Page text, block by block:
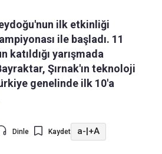
ilk etkinliği
ile başladı. 11
katıldığı yarışmada
Şırnak'ın teknoloji
genelinde ilk 10'a
Dinle Kaydet a-|+A